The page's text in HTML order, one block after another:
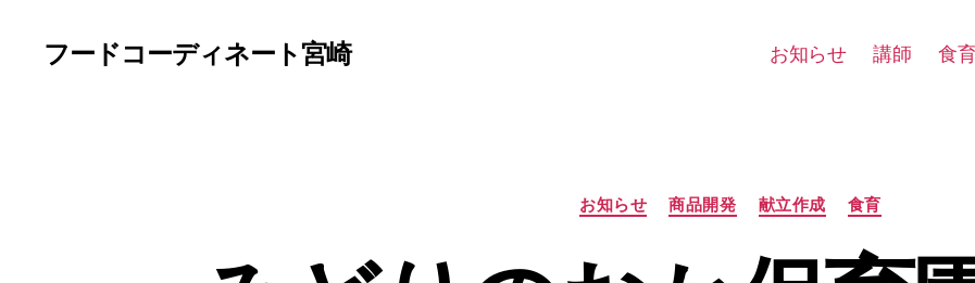
フードコーディネート宮崎 お知らせ 講師 食
カ
テ
お知らせ 商品開発 献立作成 食育